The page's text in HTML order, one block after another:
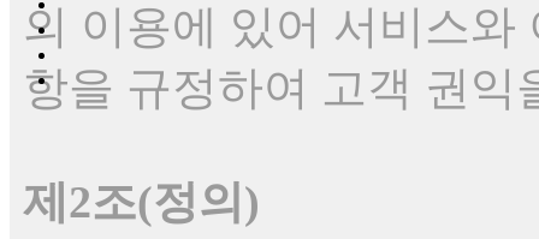
의 이용에 있어 서비스와
항을 규정하여 고객 권
제2조(정의)